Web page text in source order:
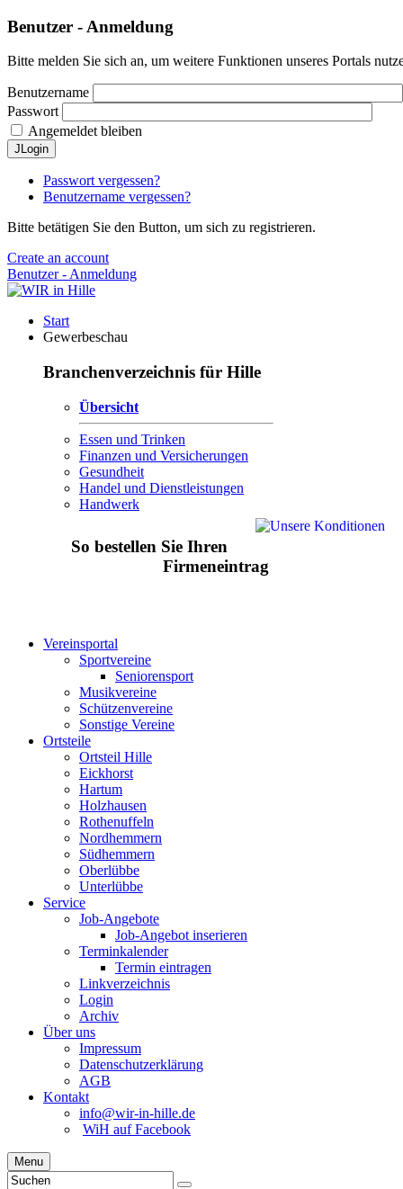
Benutzer - Anmeldung
Bitte melden Sie sich an, um weitere Funktionen unseres Portals
Benutzername
Passwort
Angemeldet bleiben
JLogin
Passwort vergessen?
Benutzername vergessen?
Bitte betätigen Sie den Button, um sich zu registrieren.
Create an account
Benutzer - Anmeldung
Start
Gewerbeschau
Branchenverzeichnis für Hille
Übersicht
Essen und Trinken
Finanzen und Versicherungen
Gesundheit
Handel und Dienstleistungen
Handwerk
So bestellen Sie Ihren
Firmeneintrag
Vereinsportal
Sportvereine
Seniorensport
Musikvereine
Schützenvereine
Sonstige Vereine
Ortsteile
Ortsteil Hille
Eickhorst
Hartum
Holzhausen
Rothenuffeln
Nordhemmern
Südhemmern
Oberlübbe
Unterlübbe
Service
Job-Angebote
Job-Angebot inserieren
Terminkalender
Termin eintragen
Linkverzeichnis
Login
Archiv
Über uns
Impressum
Datenschutzerklärung
AGB
Kontakt
info@wir-in-hille.de
WiH auf Facebook
Menu